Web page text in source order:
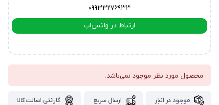
۰۹۹۳۳۲۷۶۹۳۳
ارتباط در واتس‌اپ
محصول مورد نظر موجود نمی‌باشد.
موجود در انبار ارسال سریع گارانتی اصالت کالا